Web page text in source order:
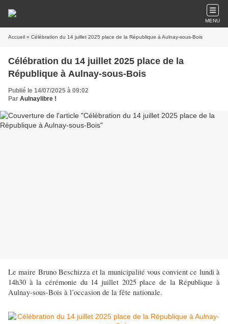
MENU
Accueil » Célébration du 14 juillet 2025 place de la République à Aulnay-sous-Bois
Célébration du 14 juillet 2025 place de la
République à Aulnay-sous-Bois
Publié le 14/07/2025 à 09:02
Par Aulnaylibre !
Le maire Bruno Beschizza et la municipalité vous convient ce lundi à
14h30 à la cérémonie du 14 juillet 2025 place de la République à
Aulnay-sous-Bois à l’occasion de la fête nationale.